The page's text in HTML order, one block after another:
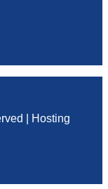
| Hosting